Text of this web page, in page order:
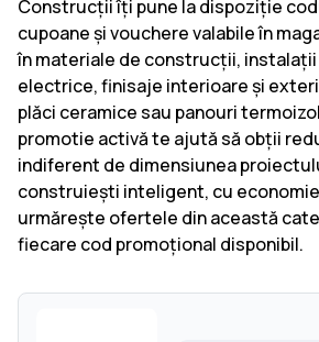
Construcții îți pune la dispoziție
cupoane și vouchere valabile în
în materiale de construcții, instalații
electrice, finisaje interioare și
plăci ceramice sau panouri
promotie activă te ajută să obții
indiferent de dimensiunea
construiești inteligent, cu
urmărește ofertele din această
fiecare cod promoțional disponibil.